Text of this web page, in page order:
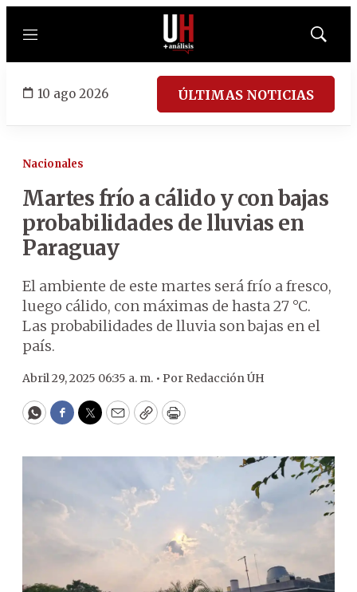
Menú
Mostrar
10 ago 2026 ÚLTIMAS NOTICIAS
Nacionales
Martes frío a cálido y con bajas
probabilidades de lluvias en
Paraguay
El ambiente de este martes será frío a fresco,
luego cálido, con máximas de hasta 27 °C.
Las probabilidades de lluvia son bajas en el
país.
Abril 29, 2025 06:35 a. m. • Por Redacción ÚH
WhatsApp
Facebook
Twitter
EmailCopyPrint